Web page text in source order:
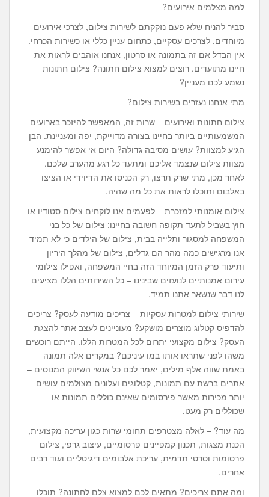
למה מצלמים אירועים?
סביר להניח שלא פעם נזקקתם לשירות צילום, לצרכי אירועים
מיוחדים, לצרכים עסקיים, כתחום עניין כללי או כשירות הכרחי.
אין הבדל אם זה בתמונה או סרטון, אנחנו אוהבים לראות את
חיינו מתועדים. רוצים למצוא צילום חתונה? צילום חתונות
נשמע לכם מעניין?
מתי אנחנו נעזרים בשירות צילום?
צילום חתונות ואירועים – שרות זה, המאפשר להיזכר בארועים
המשמעותיים ביותר בחיינו בצורה מדוייקת, יפה ומעניינת. הבן
הגיע למצוות? עושים מסיבה גדולה? היום אי אפשר להימנע
מצוות צילום שנצמד אליכם ומתעד כל רגע מהערב שלכם.
לאחר מכן, מתי שרק תרצו, רק הכניסו את הדיוידי או הציצו
באלבום ותוכלו לראות את כל מה שהיה.
צילום אומנותי למזכרת – לפעמים אנו לוקחים צילום סטודיו או
חוץ בשביל לתעד תקופה חשובה בחיינו: צילום של כל בני
המשפחה למסגור ותלייה בבית, צילום של הילדים כי לא תמיד
אנו מרגישים כמה מהר הם גדלים, צילום של מהלך היריון
ותיעוד פרק הזמן המיוחד הזה בחיי המשפחה, ואפילו צילומי
עירום אמנותיים לנועזים שבינינו – כל השירותים הללו מציעים
לנו דבר שנשאר אתנו תמיד.
שירותי צילום למטרות עסקיות – צריכים מודעה לעסק? צריכים
להדפיס קטלוג מוצרים מושקע? מעוניינים לעצב אתר להצגת
העסק? צילום מקצועי יתרום לכל המטרות הללו. הייתם רוכשים
משהו לפני שתראו אותו במו עיניכם? במקרים אלה תמונה
באמת שווה אלף מילים, יאמר לכם כל אנשי השיווק המנוסים –
אתרים ברשת עם תמונות, קטלוגים ועלונים מצולמים עושים
יותר מכירות מאשר פירסומים שאינם כוללים תמונות או
שכוללים רק מעט.
מה עוד? – לאלה מצטרפים תחומי שרות כגון עריכה מקצועית,
הכנת מצגות, תכנון קמפיינים פרסומיים, עיצוב גרפי, צילום
פרסומות וסרטי תדמית, עריכת אלבומים דיגיטליים ועוד רבים
אחרים.
ומה אתם צריכים? מתאים לכם למצוא צלם לחתונה? תוכלו